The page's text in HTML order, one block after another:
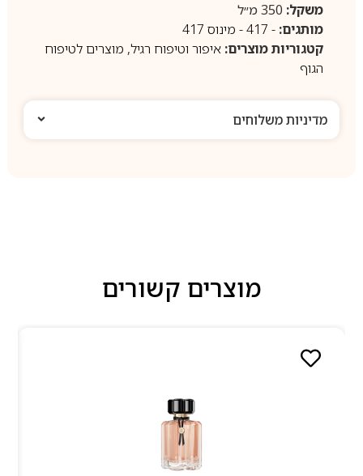
משקל:350 מ״ל
מותגים: - 417 - מינוס 417
קטגוריות מוצרים: איפור וטיפוח רגיל, מוצרים לטיפוח
הגוף
מדיניות משלוחים
מוצרים קשורים